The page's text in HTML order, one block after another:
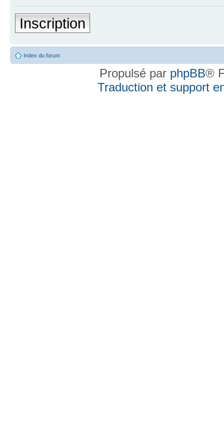
Inscription
Index du forum
Propulsé par phpBB®
Traduction et support